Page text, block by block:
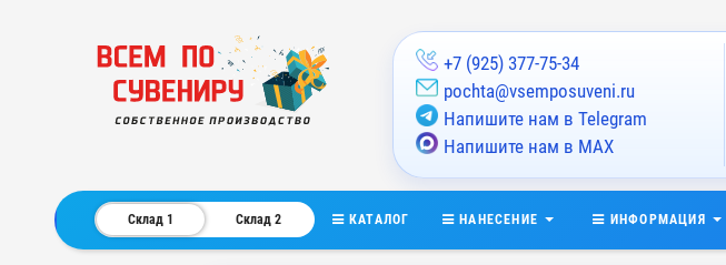
+7 (925) 377-75-34
pochta@vsemposuveni.ru
Напишите нам в Telegram
Напишите нам в MAX
Склад 1 Склад 2 КАТАЛОГ НАНЕСЕНИЕ ИНФОРМАЦИЯ